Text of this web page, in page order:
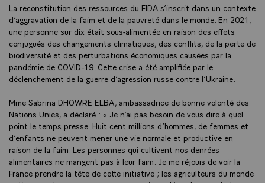
La reconstitution des ressources du FIDA s’inscrit dans un contexte
d’aggravation de la faim et de la pauvreté dans le monde. En 2021,
une personne sur dix était sous-alimentée en raison des effets
conjugués des changements climatiques, des conflits, de la perte de
biodiversité et des perturbations économiques causées par la
pandémie de COVID-19. Cette crise a été amplifiée par le
déclenchement de la guerre d’agression russe contre l’Ukraine.
Mme Sabrina DHOWRE ELBA, ambassadrice de bonne volonté des
Nations Unies, a déclaré : « Je n’ai pas besoin de vous dire à quel
point le temps presse. Huit cent millions d’hommes, de femmes et
d’enfants ne peuvent mener une vie normale et productive en
raison de la faim. Les personnes qui cultivent nos denrées
alimentaires ne mangent pas à leur faim. Je me réjouis de voir la
France prendre la tête de cette initiative ; les agriculteurs du monde